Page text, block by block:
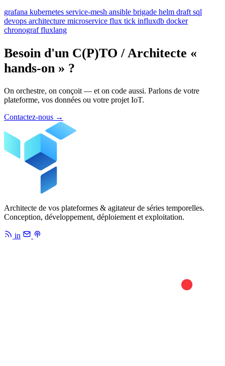
grafana kubernetes service-mesh ansible brigade helm draft sql
devops architecture microservice flux tick influxdb docker
chronograf fluxlang
Besoin d'un C(P)TO / Architecte «
hands-on » ?
On orchestre, on conçoit — et on code aussi. Parlons de votre
plateforme, vos données ou votre projet IoT.
Contactez-nous →
Architecte de vos plateformes & agitateur de séries temporelles.
Conception, développement, déploiement et exploitation.
in